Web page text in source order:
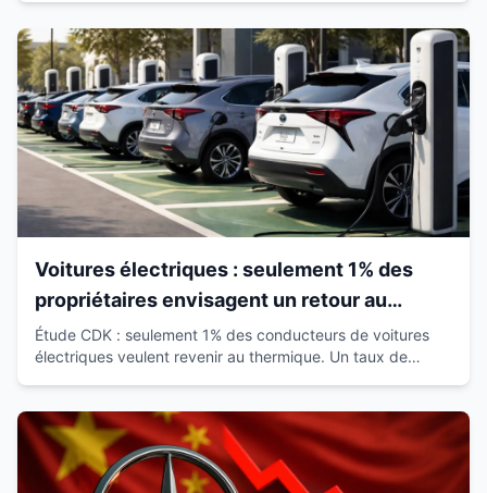
Voitures électriques : seulement 1% des
propriétaires envisagent un retour au
thermique
Étude CDK : seulement 1% des conducteurs de voitures
électriques veulent revenir au thermique. Un taux de